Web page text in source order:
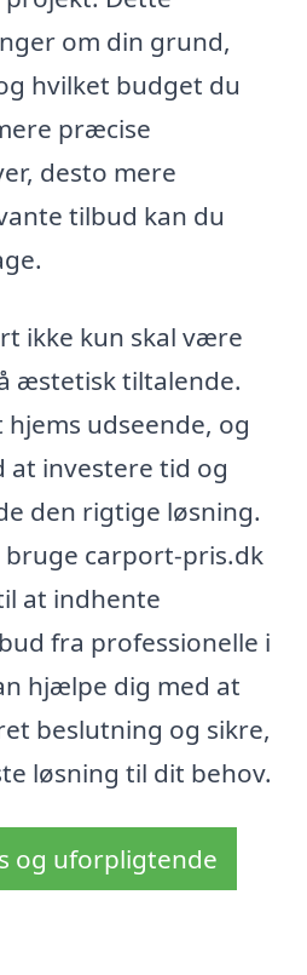
om din grund,
hvilket budget du
præcise
desto mere
tilbud kan du
ikke kun skal være
æstetisk tiltalende.
udseende, og
investere tid og
den rigtige løsning.
bruge carport-pris.dk
at indhente
fra professionelle i
hjælpe dig med at
beslutning og sikre,
løsning til dit behov.
og uforpligtende